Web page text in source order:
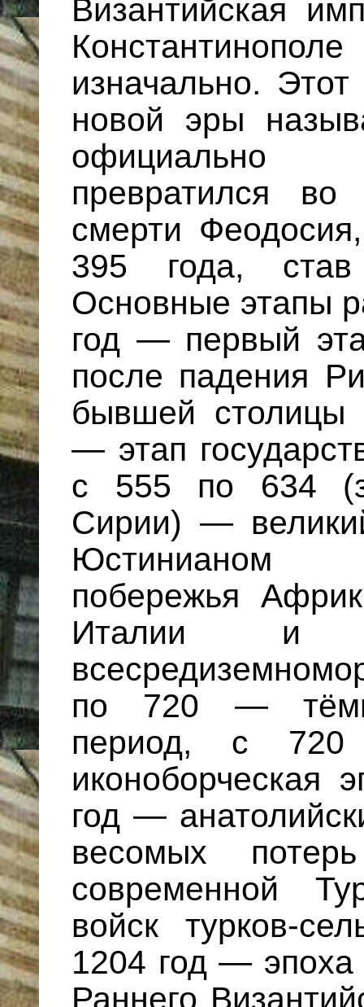
Византийская
изначально.
новой эры
официально
превратился
смерти
395 года,
Основные этапы
год — первый
после падения
бывшей столицы
— этап
с 555 по 634
Сирии) —
Юстинианом
побережья
Италии и
по 720 —
период, с
иконоборческая
год —
весомых
современной
войск турков-
1204 год — эпоха
Раннего